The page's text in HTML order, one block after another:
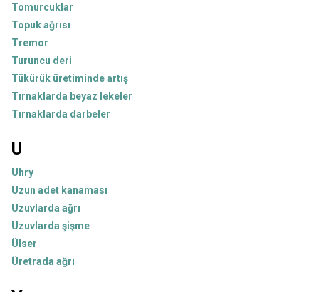
Tomurcuklar
Topuk ağrısı
Tremor
Turuncu deri
Tükürük üretiminde artış
Tırnaklarda beyaz lekeler
Tırnaklarda darbeler
U
Uhry
Uzun adet kanaması
Uzuvlarda ağrı
Uzuvlarda şişme
Ülser
Üretrada ağrı